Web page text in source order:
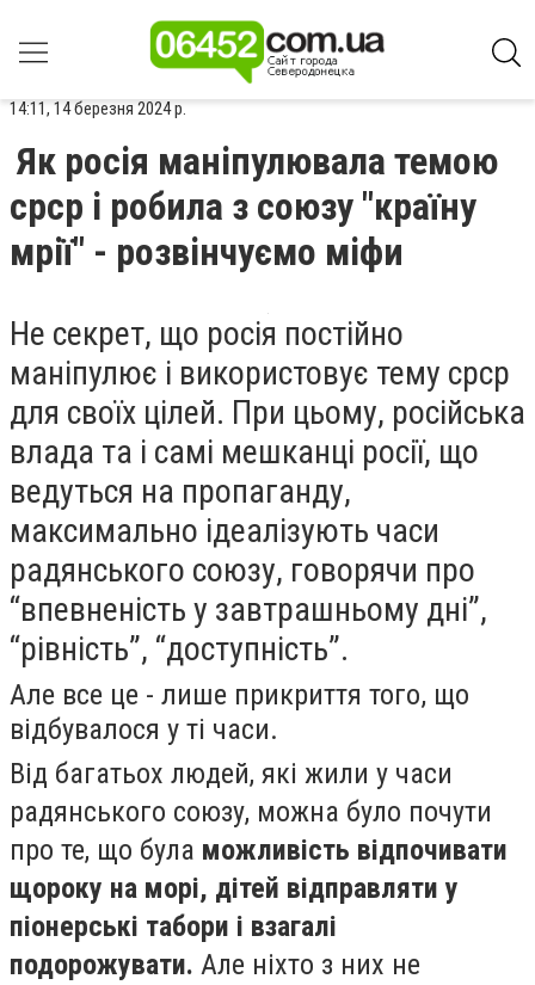
14:11, 14 березня 2024 р.
Як росія маніпулювала темою
срср і робила з союзу "країну
мрії" - розвінчуємо міфи
Не секрет, що росія постійно
маніпулює і використовує тему срср
для своїх цілей. При цьому, російська
влада та і самі мешканці росії, що
ведуться на пропаганду,
максимально ідеалізують часи
радянського союзу, говорячи про
“впевненість у завтрашньому дні”,
“рівність”, “доступність”.
Але все це - лише прикриття того, що
відбувалося у ті часи.
Від багатьох людей, які жили у часи
радянського союзу, можна було почути
про те, що була можливість відпочивати
щороку на морі, дітей відправляти у
піонерські табори і взагалі
подорожувати. Але ніхто з них не